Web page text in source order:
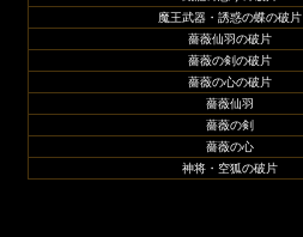
魔王武器・誘惑の蝶の破片
薔薇仙羽の破片
薔薇の剣の破片
薔薇の心の破片
薔薇仙羽
薔薇の剣
薔薇の心
神将・空狐の破片